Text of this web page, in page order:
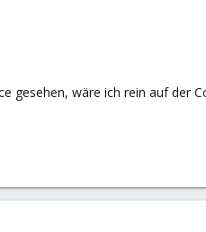
gesehen, wäre ich rein auf der